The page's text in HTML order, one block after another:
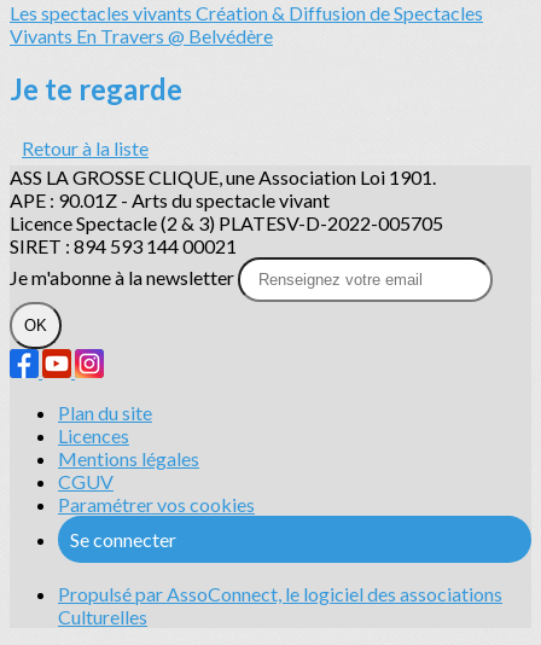
Les spectacles vivants Création & Diffusion de Spectacles
Vivants En Travers @ Belvédère
Je te regarde
Retour à la liste
ASS LA GROSSE CLIQUE, une Association Loi 1901.
APE : 90.01Z - Arts du spectacle vivant
Licence Spectacle (2 & 3) PLATESV-D-2022-005705
SIRET : 894 593 144 00021
Je m'abonne à la newsletter
OK
Plan du site
Licences
Mentions légales
CGUV
Paramétrer vos cookies
Se connecter
Propulsé par AssoConnect, le logiciel des associations
Culturelles